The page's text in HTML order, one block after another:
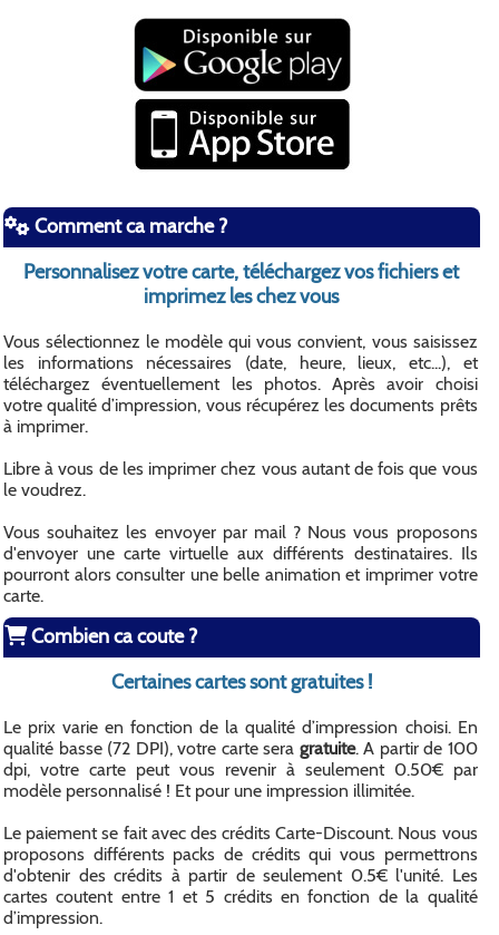
Comment ca marche ?
Personnalisez votre carte, téléchargez vos fichiers et
imprimez les chez vous
Vous sélectionnez le modèle qui vous convient, vous saisissez
les informations nécessaires (date, heure, lieux, etc...), et
téléchargez éventuellement les photos. Après avoir choisi
votre qualité d’impression, vous récupérez les documents prêts
à imprimer.
Libre à vous de les imprimer chez vous autant de fois que vous
le voudrez.
Vous souhaitez les envoyer par mail ? Nous vous proposons
d'envoyer une carte virtuelle aux différents destinataires. Ils
pourront alors consulter une belle animation et imprimer votre
carte.
Combien ca coute ?
Certaines cartes sont gratuites !
Le prix varie en fonction de la qualité d’impression choisi. En
qualité basse (72 DPI), votre carte sera gratuite. A partir de 100
dpi, votre carte peut vous revenir à seulement 0.50€ par
modèle personnalisé ! Et pour une impression illimitée.
Le paiement se fait avec des crédits Carte-Discount. Nous vous
proposons différents packs de crédits qui vous permettrons
d'obtenir des crédits à partir de seulement 0.5€ l'unité. Les
cartes coutent entre 1 et 5 crédits en fonction de la qualité
d’impression.